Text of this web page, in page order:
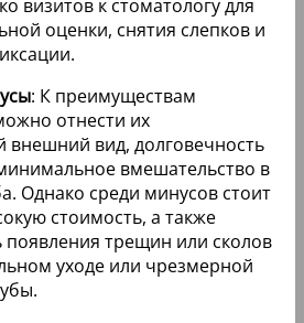
: Люминиры — это
на переднюю поверхность
их внешнего вида. Они
традиционных виниров тем,
не требуется
что делает процедуру
: Стоимость люминиров
в зависимости от